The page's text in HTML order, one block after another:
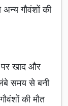
अन्य गौवंशों की
पर खाद और
समय से बनी
की मौत